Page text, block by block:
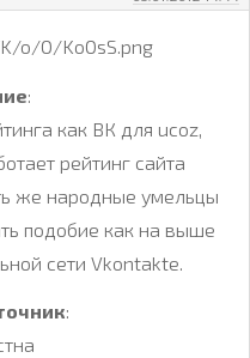
:
как ВК для ucoz,
рейтинг сайта
же народные умельцы
подобие как на выше
сети Vkontakte.
: